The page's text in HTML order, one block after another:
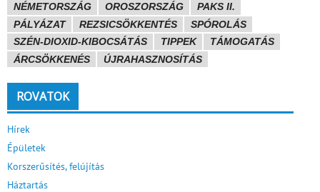
NÉMETORSZÁG
OROSZORSZÁG
PAKS II.
PÁLYÁZAT
REZSICSÖKKENTÉS
SPÓROLÁS
SZÉN-DIOXID-KIBOCSÁTÁS
TIPPEK
TÁMOGATÁS
ÁRCSÖKKENÉS
ÚJRAHASZNOSÍTÁS
ROVATOK
Hírek
Épületek
Korszerűsítés, felújítás
Háztartás